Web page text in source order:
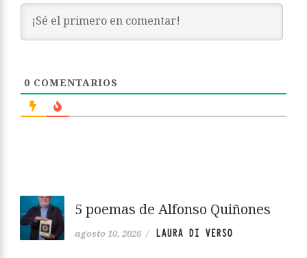
0 COMENTARIOS
5 poemas de Alfonso Quiñones
agosto 10, 2026 / LAURA DI VERSO